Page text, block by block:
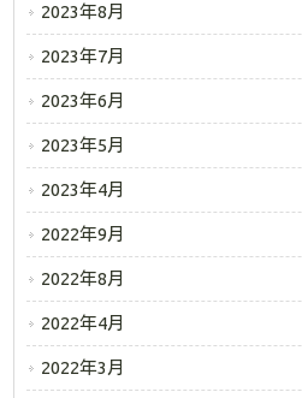
2023年8月
2023年7月
2023年6月
2023年5月
2023年4月
2022年9月
2022年8月
2022年4月
2022年3月